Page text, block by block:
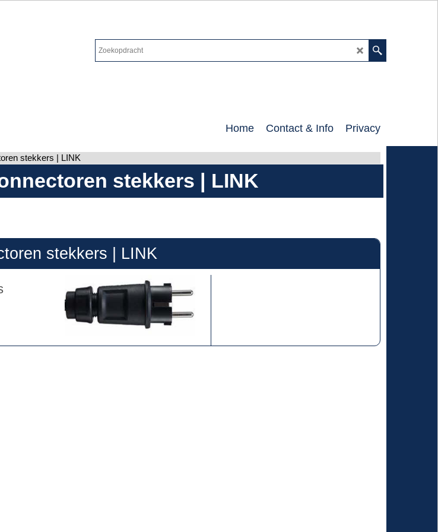
Home Contact & Info Privacy
stekkers | LINK
stekkers | LINK
stekkers | LINK